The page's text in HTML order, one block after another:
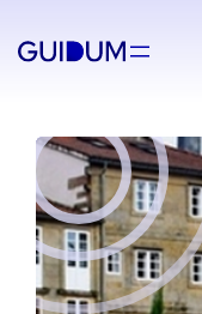
Saltar